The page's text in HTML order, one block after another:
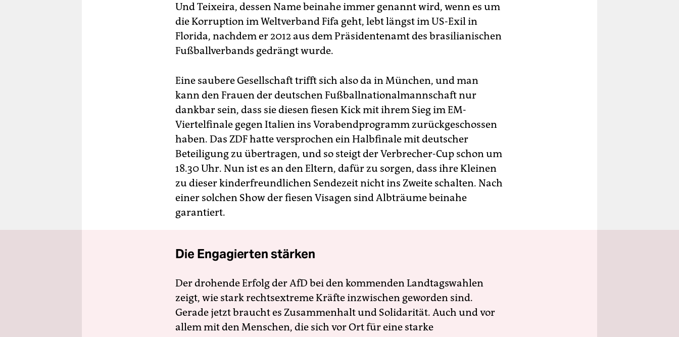
Und Teixeira, dessen Name beinahe immer genannt wird, wenn es um
die Korruption im Weltverband Fifa geht, lebt längst im US-Exil in
Florida, nachdem er 2012 aus dem Präsidentenamt des brasilianischen
Fußballverbands gedrängt wurde.
Eine saubere Gesellschaft trifft sich also da in München, und man
kann den Frauen der deutschen Fußballnationalmannschaft nur
dankbar sein, dass sie diesen fiesen Kick mit ihrem Sieg im EM-
Viertelfinale gegen Italien ins Vorabendprogramm zurückgeschossen
haben. Das ZDF hatte versprochen ein Halbfinale mit deutscher
Beteiligung zu übertragen, und so steigt der Verbrecher-Cup schon um
18.30 Uhr. Nun ist es an den Eltern, dafür zu sorgen, dass ihre Kleinen
zu dieser kinderfreundlichen Sendezeit nicht ins Zweite schalten. Nach
einer solchen Show der fiesen Visagen sind Albträume beinahe
garantiert.
Die Engagierten stärken
Der drohende Erfolg der AfD bei den kommenden Landtagswahlen
zeigt, wie stark rechtsextreme Kräfte inzwischen geworden sind.
Gerade jetzt braucht es Zusammenhalt und Solidarität. Auch und vor
allem mit den Menschen, die sich vor Ort für eine starke